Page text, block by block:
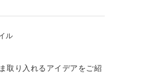
取り入れるアイデアをご紹